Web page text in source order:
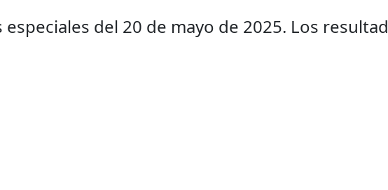
especiales del 20 de mayo de 2025. Los